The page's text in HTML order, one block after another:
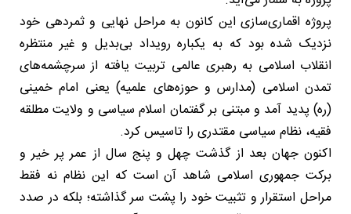
پروژه اقماری‌سازی این کانون به مراحل نهایی و ثمردهی خود
نزدیک شده بود که به یکباره رویداد بی‌بدیل و غیر منتظره
انقلاب اسلامی به رهبری عالمی تربیت یافته از سرچشمه‌های
تمدن اسلامی (مدارس و حوزه‌های علمیه) یعنی امام خمینی
(ره) پدید آمد و مبتنی بر گفتمان اسلام سیاسی و ولایت مطلقه
فقیه، نظام سیاسی مقتدری را تاسیس کرد.
اکنون جهان بعد از گذشت چهل و پنج سال از عمر پر خیر و
برکت جمهوری اسلامی شاهد آن است که این نظام نه فقط
مراحل استقرار و تثبیت خود را پشت سر گذاشته؛ بلکه در صدد